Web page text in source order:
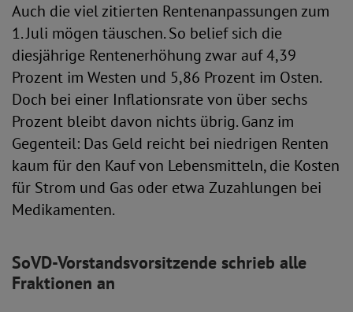
Auch die viel zitierten Rentenanpassungen zum
1. Juli mögen täuschen. So belief sich die
diesjährige Rentenerhöhung zwar auf 4,39
Prozent im Westen und 5,86 Prozent im Osten.
Doch bei einer Inflationsrate von über sechs
Prozent bleibt davon nichts übrig. Ganz im
Gegenteil: Das Geld reicht bei niedrigen Renten
kaum für den Kauf von Lebensmitteln, die Kosten
für Strom und Gas oder etwa Zuzahlungen bei
Medikamenten.
SoVD-Vorstandsvorsitzende schrieb alle
Fraktionen an